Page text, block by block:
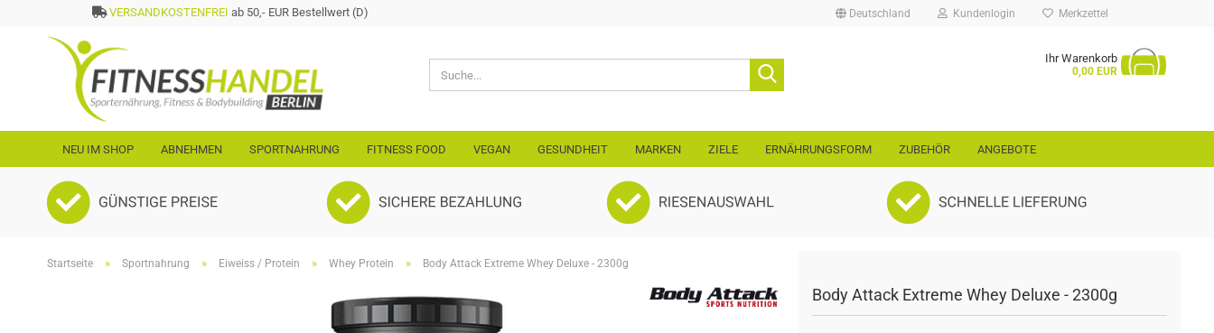
VERSANDKOSTENFREI ab 50,- EUR Bestellwert (D) Deutschland Kundenlogin
Passwort
Passwort vergessen?
Merkzettel
Ihr Warenkorb
0,00 EUR
NEU IM SHOP ABNEHMEN SPORTNAHRUNG FITNESS FOOD VEGAN GESUNDHEIT MARKEN ZIELE ERNÄHRUNGSFORM ZUBEHÖR ANGEBOTE
Startseite » Sportnahrung » Eiweiss / Protein » Whey Protein » Body Attack Extreme Whey Deluxe - 2300g
Body Attack Extreme Whey Deluxe - 2300g